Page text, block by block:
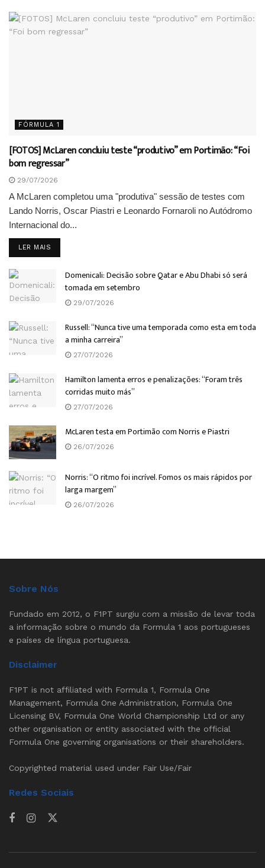
FÓRMULA 1
[FOTOS] McLaren concluiu teste “produtivo” em Portimão: “Foi
bom regressar”
29/07/2026
A McLaren completou uma "produtiva" sessão de testes com
Lando Norris, Oscar Piastri e Leonardo Fornaroli no Autódromo
Internacional do...
LER MAIS
Domenicali: Decisão sobre Qatar e Abu Dhabi só será
tomada em setembro
29/07/2026
Russell: “Nunca tive uma temporada como esta em toda
a minha carreira”
27/07/2026
Hamilton lamenta erros e penalizações: “Foram três
corridas muito más”
27/07/2026
McLaren testa em Portimão com Norris e Piastri
26/07/2026
Norris: “O ritmo foi incrível. Fomos os mais rápidos por
larga margem”
26/07/2026
Sobre Nós
Fundado em 2012, o F1PT surgiu com a missão de levar toda
a informação sobre o mundo da Formula 1 aos portugueses
e países de língua portuguesa.
Disclaimer
F1PT is not affiliated with Formula 1, Formula One
Management, Formula One Administration, Formula One
Licensing BV, Formula One World Championship Ltd or any
other organisation or entity associated with the official
Formula One governing organisations or their shareholders.
Copyrighted material used under Fair Use/Fair
Redes Sociais